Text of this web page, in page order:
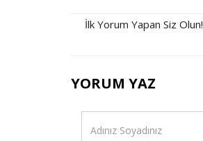
İlk Yorum Yapan Siz Olun!
YORUM YAZ